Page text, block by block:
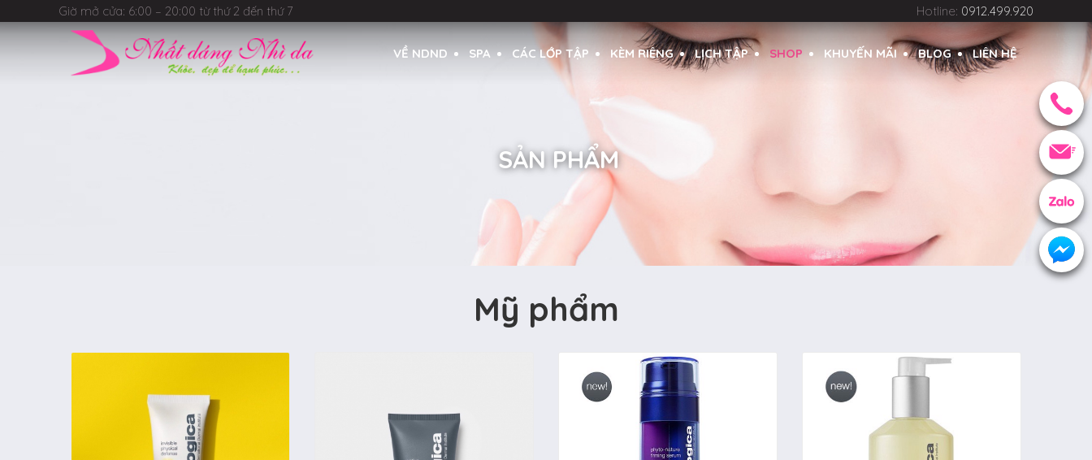
Giờ mở cửa: 6:00 – 20:00 từ thứ 2 đến thứ 7 Hotline: 0912.499.920
VỀ NDND SPA CÁC LỚP TẬP KÈM RIÊNG LỊCH TẬP SHOP KHUYẾN MÃI BLOG LIÊN HỆ
SẢN PHẨM
Mỹ phẩm